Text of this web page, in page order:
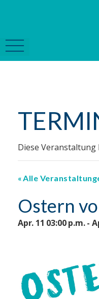
Diese
Alle
Ostern
Apr. 11 03:00 p.m. -